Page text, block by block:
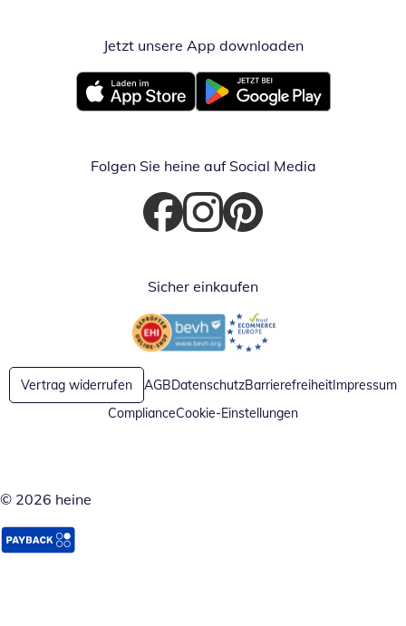
Jetzt unsere App downloadenÖffnet in
Öffnet in neuem FensterÖffnet in neuem Fenster
Folgen Sie heine auf Social Media
Öffnet in neuem Fenster
Öffnet in neuem Fenster
Öffnet in neuem Fenster
Sicher einkaufen
Öffnet in neuem FensterÖffnet in neuem Fenster
Vertrag widerrufen AGBDatenschutzBarrierefreiheitImpressum
ComplianceCookie-Einstellungen
© 2026 heine